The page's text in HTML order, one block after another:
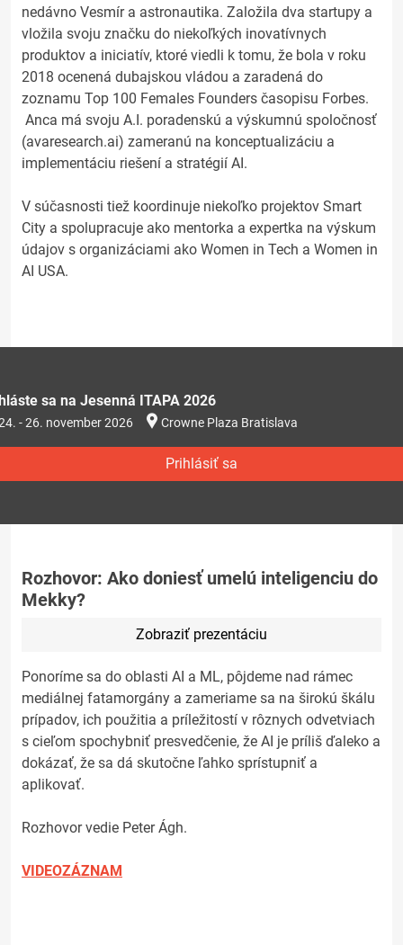
nedávno Vesmír a astronautika. Založila dva startupy a
vložila svoju značku do niekoľkých inovatívnych
produktov a iniciatív, ktoré viedli k tomu, že bola v roku
2018 ocenená dubajskou vládou a zaradená do
zoznamu Top 100 Females Founders časopisu Forbes.
Anca má svoju A.I. poradenskú a výskumnú spoločnosť
(avaresearch.ai) zameranú na konceptualizáciu a
implementáciu riešení a stratégií AI.
V súčasnosti tiež koordinuje niekoľko projektov Smart
City a spolupracuje ako mentorka a expertka na výskum
údajov s organizáciami ako Women in Tech a Women in
AI USA.
sa na Jesenná ITAPA 2026
- 26. november 2026 Crowne Plaza Bratislava
Prihlásiť sa
Rozhovor: Ako doniesť umelú inteligenciu do
Mekky?
Zobraziť prezentáciu
Ponoríme sa do oblasti AI a ML, pôjdeme nad rámec
mediálnej fatamorgány a zameriame sa na širokú škálu
prípadov, ich použitia a príležitostí v rôznych odvetviach
s cieľom spochybniť presvedčenie, že AI je príliš ďaleko a
dokázať, že sa dá skutočne ľahko sprístupniť a
aplikovať.
Rozhovor vedie Peter Ágh.
VIDEOZÁZNAM